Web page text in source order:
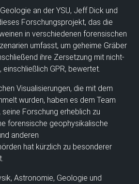
an der YSU, Jeff Dick und
Forschungsprojekt, das die
in verschiedenen forensischen
umfasst, um geheime Gräber
ihre Zersetzung mit nicht-
GPR, bewertet.
Visualisierungen, die mit dem
wurden, haben es dem Team
Forschung erheblich zu
forensische geophysikalische
anderen
hat kürzlich zu besonderer
Astronomie, Geologie und